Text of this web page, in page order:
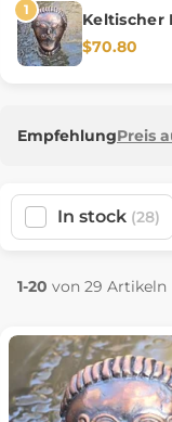
Keltischer
$70.80
EmpfehlungPreis
In stock (28)
1-20 von 29 Artikeln